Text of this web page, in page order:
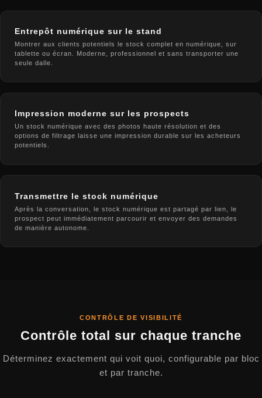
Entrepôt numérique sur le stand
Montrer aux clients potentiels le stock complet en numérique, sur
tablette ou écran. Moderne, professionnel et sans transporter une
seule dalle.
Impression moderne sur les prospects
Un stock numérique avec des photos haute résolution et des
options de filtrage laisse une impression durable sur les acheteurs
potentiels.
Transmettre le stock numérique
Après la conversation, le stock numérique est partagé par lien, le
prospect peut immédiatement parcourir et envoyer des demandes
de manière autonome.
CONTRÔLE DE VISIBILITÉ
Contrôle total sur chaque tranche
Déterminez exactement qui voit quoi, configurable par bloc
et par tranche.